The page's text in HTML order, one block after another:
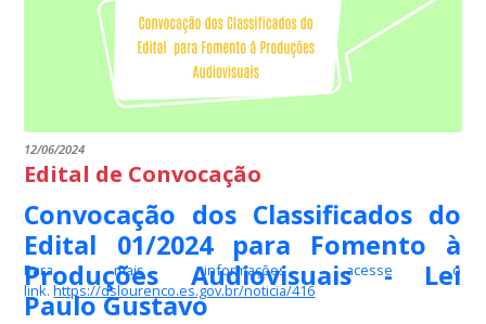
12/06/2024
Edital de Convocação
Convocação dos Classificados do
Edital 01/2024 para Fomento à
Produções Audiovisuais - Lei
Paulo Gustavo
Para mais informações acesse o
link.https://dslourenco.es.gov.br/noticia/416